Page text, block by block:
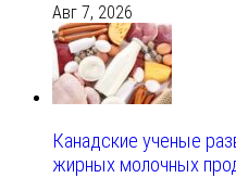
Авг 7, 2026
Канадские ученые
жирных молочных